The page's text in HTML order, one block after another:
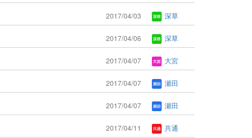
2017/04/03 深草
2017/04/06 深草
2017/04/07 大宮
2017/04/07 瀬田
2017/04/07 瀬田
2017/04/11 共通